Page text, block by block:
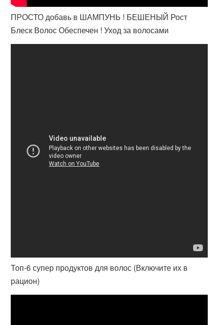
ПРОСТО добавь в ШАМПУНЬ ! БЕШЕНЫЙ Рост
Блеск Волос Обеспечен ! Уход за волосами
Топ-6 супер продуктов для волос (Включите их в
рацион)